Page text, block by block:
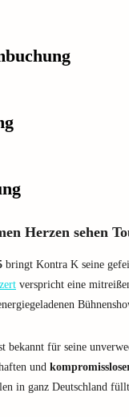
Herzen sehen
bringt Kontra K seine
verspricht eine
bekannt für seine
und
in ganz Deutschland